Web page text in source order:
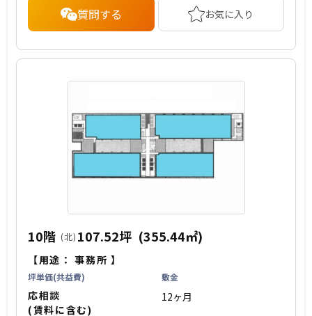
質問する お気に入り
10階 (北) 107.52坪 (355.44㎡)
【用途：事務所 】
坪単価(共益費)
応相談
(賃料に含む)
敷金
12ヶ月